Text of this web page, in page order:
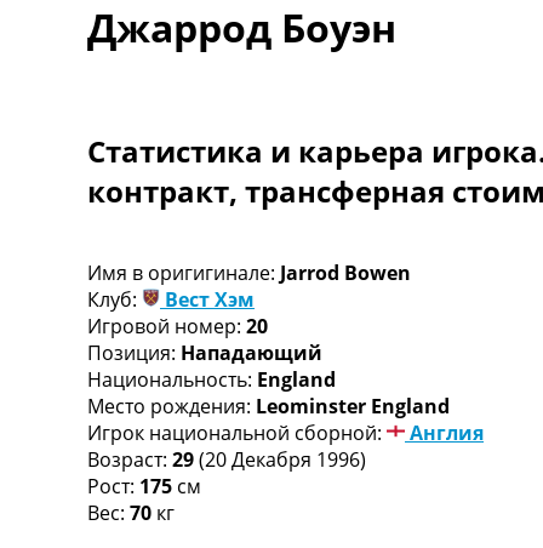
Турниры
Чемпионат Мира
Англия. Премьер Лига
Испания. Ла Лига
Другие Турниры >>>
Таблицы групп Чемпионата Мира
Украина. Премьер-Лига
Украина. Первая Лига
Лига Чемпионов. Таблицы групп
Англия. Премьер-Лига
Испания. Ла Лига
Все таблицы >>>
Рейтинги
Рейтинг стран УЕФА
Джаррод Боуэн
Статистика и карьера
контракт, трансферная
Имя в оригигинале: Jarrod Bowen
Клуб:
Вест Хэм
Игровой номер: 20
Позиция: Нападающий
Национальность: England
Место рождения: Leominster England
Игрок национальной сборной:
Англия
Возраст: 29(20 Декабря 1996)
Рост: 175 см
Вес: 70 кг